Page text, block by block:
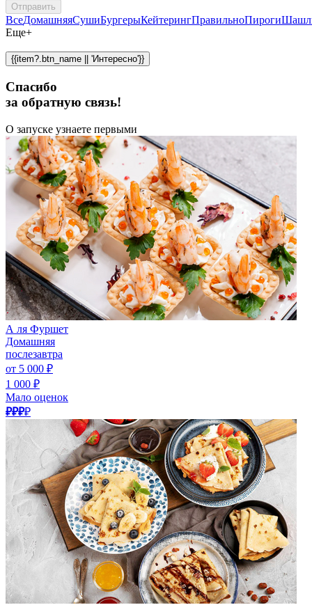
Отправить
ВсеДомашняяСушиБургерыКейтерингПравильноПироги
Еще+
{{item?.btn_name || 'Интересно'}}
Спасибо
за обратную связь!
О запуске узнаете первыми
А ля Фуршет
Домашняя
послезавтра
от 5 000 ₽
1 000 ₽
Мало оценок
₽₽₽₽